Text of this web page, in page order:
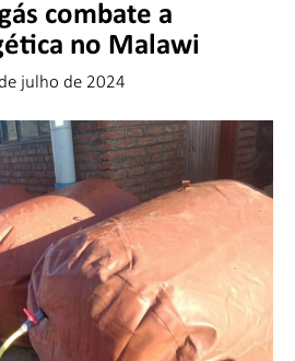
combate a
no Malawi
julho de 2024